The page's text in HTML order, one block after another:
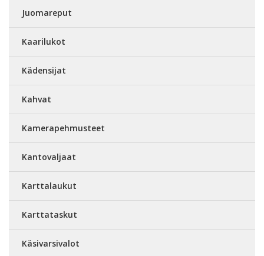
Juomareput
Kaarilukot
Kädensijat
Kahvat
Kamerapehmusteet
Kantovaljaat
Karttalaukut
Karttataskut
Käsivarsivalot